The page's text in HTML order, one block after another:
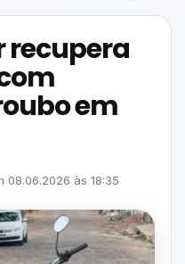
recupera
em
08.06.2026 às 18:35